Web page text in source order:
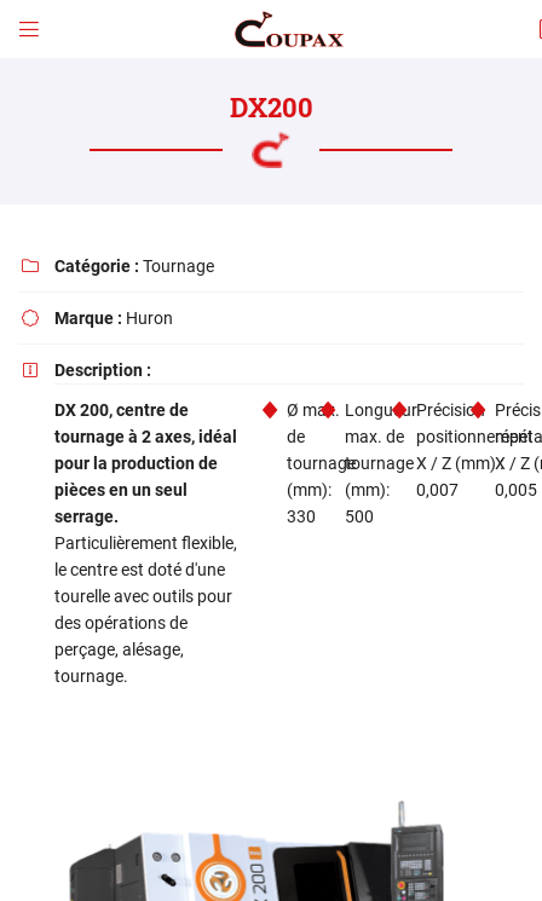

En cochant cette case, vous consentez à recevoir nos propositions commerciales à l'adresse
email indiqué ci-dessus. Vous pouvez vous désinscrire à tout moment en utilisant le formulaire
de désinscription.
INSCRIPTION
DX200
 Catégorie : Tournage
 Marque : Huron
 Description :
DX 200, centre de
tournage à 2 axes, idéal
pour la production de
pièces en un seul
serrage.
Particulièrement flexible,
le centre est doté d'une
tourelle avec outils pour
des opérations de
perçage, alésage,
tournage.
Ø max.
de
tournage
(mm):
330
Longueur
max. de
tournage
(mm):
500
Précision
positionnement
X / Z (mm) :
0,007
X / Z
0,005